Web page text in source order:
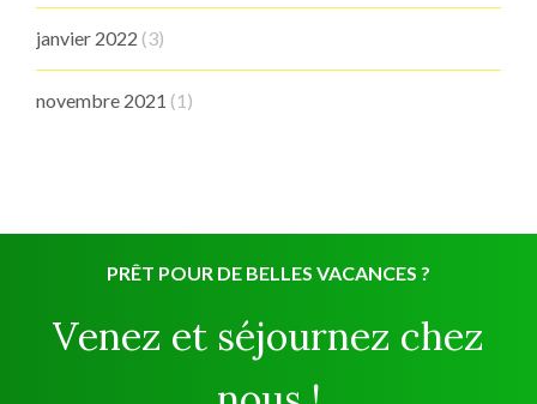
janvier 2022 (3)
novembre 2021 (1)
PRÊT POUR DE BELLES VACANCES ?
Venez et séjournez chez